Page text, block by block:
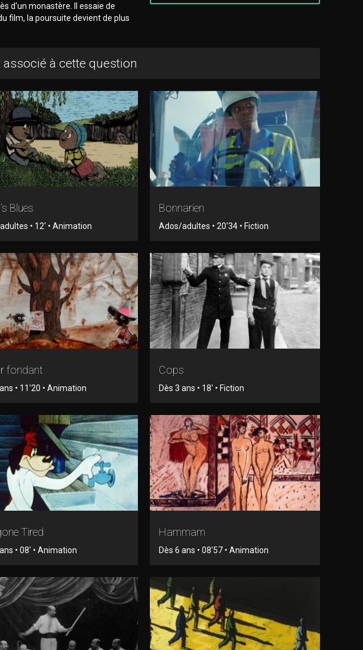
d'un monastère. Il essaie de
film, la poursuite devient de plus
à cette question
Blues
• 12' • Animation
Bonnarien
Ados/adultes • 20'34 • Fiction
fondant
• 11'20 • Animation
Cops
Dès 3 ans • 18' • Fiction
Tired
• 08' • Animation
Hammam
Dès 6 ans • 08'57 • Animation